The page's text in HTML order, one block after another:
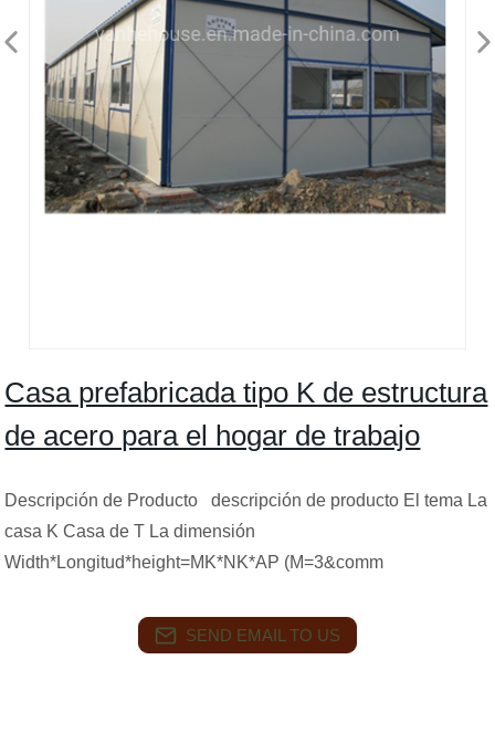
Casa prefabricada tipo K de estructura
de acero para el hogar de trabajo
Descripción de Producto descripción de producto El tema La
casa K Casa de T La dimensión
Width*Longitud*height=MK*NK*AP (M=3&comm
SEND EMAIL TO US